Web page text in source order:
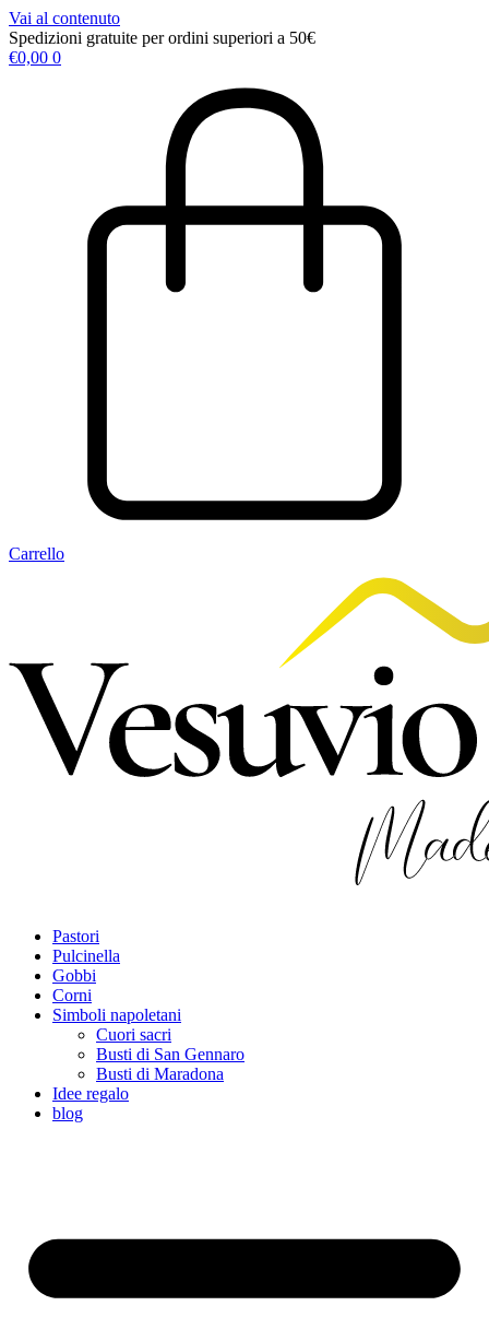
Vai al contenuto
Spedizioni gratuite per ordini superiori a 50€
€0,00 0
Carrello
Pastori
Pulcinella
Gobbi
Corni
Simboli napoletani
Cuori sacri
Busti di San Gennaro
Busti di Maradona
Idee regalo
blog